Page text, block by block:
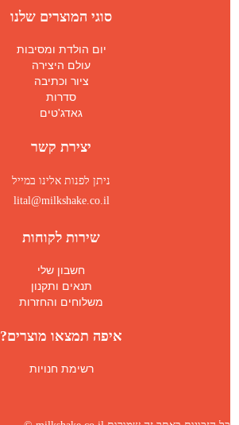
סוגי המוצרים שלנו
יום הולדת ומסיבות
עולם היצירה
ציור וכתיבה
סדרות
גאדג'טים
יצירת קשר
ניתן לפנות אלינו במייל
lital@milkshake.co.il
שירות לקוחות
חשבון שלי
תנאים ותקנון
משלוחים והחזרות
איפה תמצאו מוצרים?
רשימת חנויות